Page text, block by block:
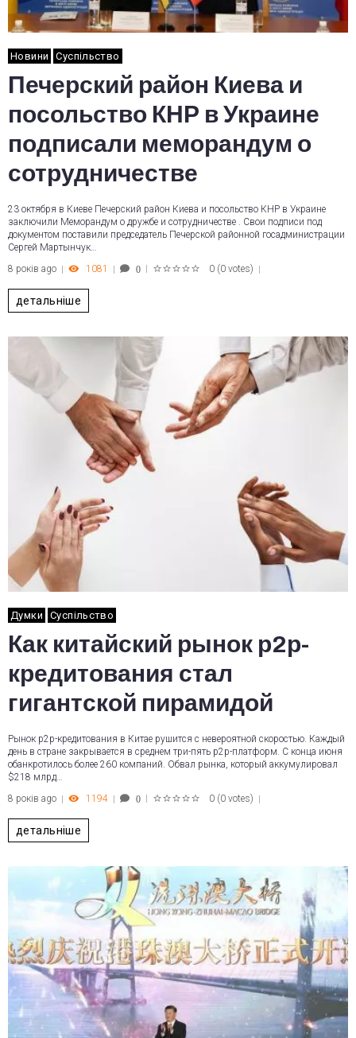
Новини Суспільство
Печерский район Киева и
посольство КНР в Украине
подписали меморандум о
сотрудничестве
23 октября в Киеве Печерский район Киева и посольство КНР в Украине
заключили Меморандум о дружбе и сотрудничестве . Свои подписи под
документом поставили председатель Печерской районной госадминистрации
Сергей Мартынчук…
8 років ago
1081 0 0 (0 votes)
детальніше
Думки Суспільство
Как китайский рынок р2р-
кредитования стал
гигантской пирамидой
Рынок p2p-кредитования в Китае рушится с невероятной скоростью. Каждый
день в стране закрывается в среднем три-пять p2p-платформ. С конца июня
обанкротилось более 260 компаний. Обвал рынка, который аккумулировал
$218 млрд…
8 років ago
1194 0 0 (0 votes)
детальніше